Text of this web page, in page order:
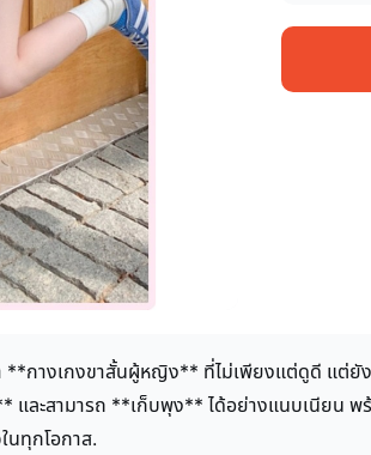
**กางเกงขาสั้นผู้หญิง** ที่ไม่เพียงแต่ดูดี แต่
ะสามารถ **เก็บพุง** ได้อย่างแนบเนียน พ
นทุกโอกาส.